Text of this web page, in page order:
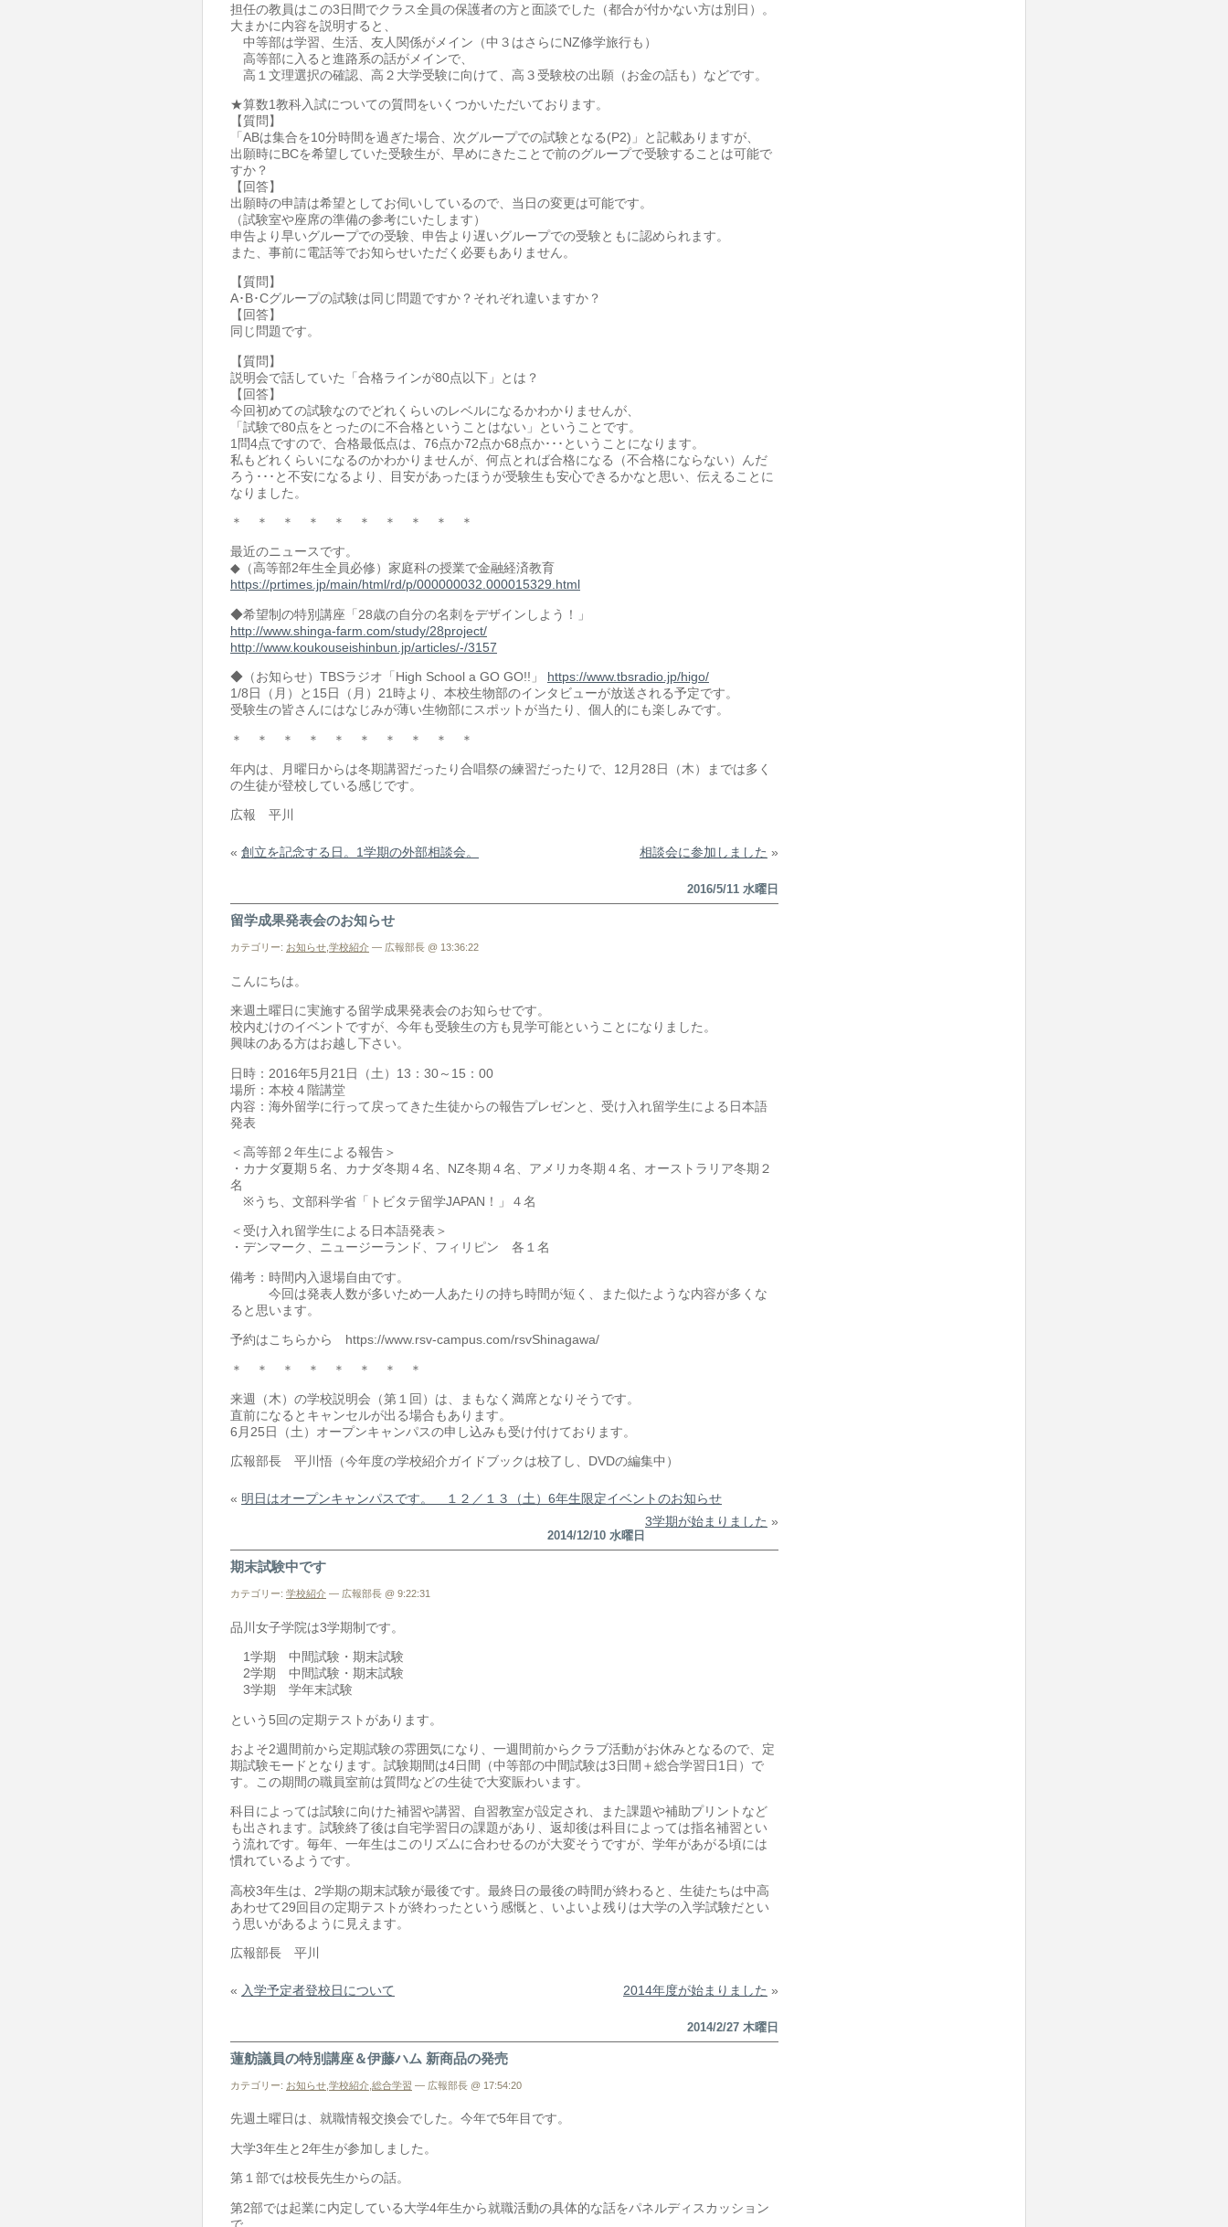
担任の教員はこの3日間でクラス全員の保護者の方と面談でした（都合が付かない方は別日）。
大まかに内容を説明すると、
中等部は学習、生活、友人関係がメイン（中３はさらにNZ修学旅行も）
高等部に入ると進路系の話がメインで、
高１文理選択の確認、高２大学受験に向けて、高３受験校の出願（お金の話も）などです。
★算数1教科入試についての質問をいくつかいただいております。
【質問】
「ABは集合を10分時間を過ぎた場合、次グループでの試験となる(P2)」と記載ありますが、
出願時にBCを希望していた受験生が、早めにきたことで前のグループで受験することは可能で
すか？
【回答】
出願時の申請は希望としてお伺いしているので、当日の変更は可能です。
（試験室や座席の準備の参考にいたします）
申告より早いグループでの受験、申告より遅いグループでの受験ともに認められます。
また、事前に電話等でお知らせいただく必要もありません。
【質問】
A･B･Cグループの試験は同じ問題ですか？それぞれ違いますか？
【回答】
同じ問題です。
【質問】
説明会で話していた「合格ラインが80点以下」とは？
【回答】
今回初めての試験なのでどれくらいのレベルになるかわかりませんが、
「試験で80点をとったのに不合格ということはない」ということです。
1問4点ですので、合格最低点は、76点か72点か68点か･･･ということになります。
私もどれくらいになるのかわかりませんが、何点とれば合格になる（不合格にならない）んだ
ろう･･･と不安になるより、目安があったほうが受験生も安心できるかなと思い、伝えることに
なりました。
＊ ＊ ＊ ＊ ＊ ＊ ＊ ＊ ＊ ＊
最近のニュースです。
◆（高等部2年生全員必修）家庭科の授業で金融経済教育
https://prtimes.jp/main/html/rd/p/000000032.000015329.html
◆希望制の特別講座「28歳の自分の名刺をデザインしよう！」
http://www.shinga-farm.com/study/28project/
http://www.koukouseishinbun.jp/articles/-/3157
◆（お知らせ）TBSラジオ「High School a GO GO!!」 https://www.tbsradio.jp/higo/
1/8日（月）と15日（月）21時より、本校生物部のインタビューが放送される予定です。
受験生の皆さんにはなじみが薄い生物部にスポットが当たり、個人的にも楽しみです。
＊ ＊ ＊ ＊ ＊ ＊ ＊ ＊ ＊ ＊
年内は、月曜日からは冬期講習だったり合唱祭の練習だったりで、12月28日（木）までは多く
の生徒が登校している感じです。
広報 平川
« 創立を記念する日。1学期の外部相談会。 相談会に参加しました »
2016/5/11 水曜日
留学成果発表会のお知らせ
カテゴリー: お知らせ,学校紹介 — 広報部長 @ 13:36:22
こんにちは。
来週土曜日に実施する留学成果発表会のお知らせです。
校内むけのイベントですが、今年も受験生の方も見学可能ということになりました。
興味のある方はお越し下さい。
日時：2016年5月21日（土）13：30～15：00
場所：本校４階講堂
内容：海外留学に行って戻ってきた生徒からの報告プレゼンと、受け入れ留学生による日本語
発表
＜高等部２年生による報告＞
・カナダ夏期５名、カナダ冬期４名、NZ冬期４名、アメリカ冬期４名、オーストラリア冬期２
名
※うち、文部科学省「トビタテ留学JAPAN！」４名
＜受け入れ留学生による日本語発表＞
・デンマーク、ニュージーランド、フィリピン 各１名
備考：時間内入退場自由です。
今回は発表人数が多いため一人あたりの持ち時間が短く、また似たような内容が多くな
ると思います。
予約はこちらから https://www.rsv-campus.com/rsvShinagawa/
＊ ＊ ＊ ＊ ＊ ＊ ＊ ＊
来週（木）の学校説明会（第１回）は、まもなく満席となりそうです。
直前になるとキャンセルが出る場合もあります。
6月25日（土）オープンキャンパスの申し込みも受け付けております。
広報部長 平川悟（今年度の学校紹介ガイドブックは校了し、DVDの編集中）
« 明日はオープンキャンパスです。 １２／１３（土）6年生限定イベントのお知らせ
3学期が始まりました »
2014/12/10 水曜日
期末試験中です
カテゴリー: 学校紹介 — 広報部長 @ 9:22:31
品川女子学院は3学期制です。
1学期 中間試験・期末試験
2学期 中間試験・期末試験
3学期 学年末試験
という5回の定期テストがあります。
およそ2週間前から定期試験の雰囲気になり、一週間前からクラブ活動がお休みとなるので、定
期試験モードとなります。試験期間は4日間（中等部の中間試験は3日間＋総合学習日1日）で
す。この期間の職員室前は質問などの生徒で大変賑わいます。
科目によっては試験に向けた補習や講習、自習教室が設定され、また課題や補助プリントなど
も出されます。試験終了後は自宅学習日の課題があり、返却後は科目によっては指名補習とい
う流れです。毎年、一年生はこのリズムに合わせるのが大変そうですが、学年があがる頃には
慣れているようです。
高校3年生は、2学期の期末試験が最後です。最終日の最後の時間が終わると、生徒たちは中高
あわせて29回目の定期テストが終わったという感慨と、いよいよ残りは大学の入学試験だとい
う思いがあるように見えます。
広報部長 平川
« 入学予定者登校日について 2014年度が始まりました »
2014/2/27 木曜日
蓮舫議員の特別講座＆伊藤ハム 新商品の発売
カテゴリー: お知らせ 学校紹介 総合学習 — 広報部長 @ 17:54:20
先週土曜日は、就職情報交換会でした。今年で5年目です。
大学3年生と2年生が参加しました。
第１部では校長先生からの話。
第2部では起業に内定している大学4年生から就職活動の具体的な話をパネルディスカッション
で。